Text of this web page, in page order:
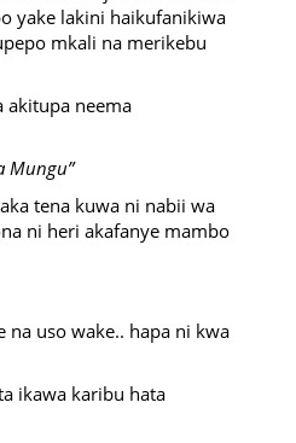
yake lakini haikufanikiwa
mkali na merikebu
akitupa neema
Mungu”
tena kuwa ni nabii wa
ni heri akafanye mambo
uso wake.. hapa ni kwa
ikawa karibu hata